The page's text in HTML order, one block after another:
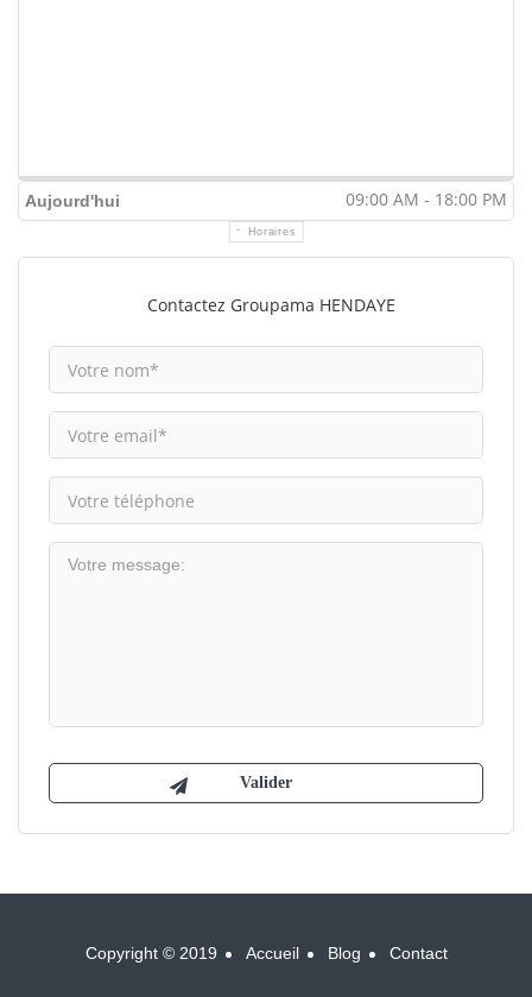
Aujourd'hui 09:00 AM - 18:00 PM
Horaires
Contactez Groupama HENDAYE
Copyright © 2019 Accueil Blog Contact